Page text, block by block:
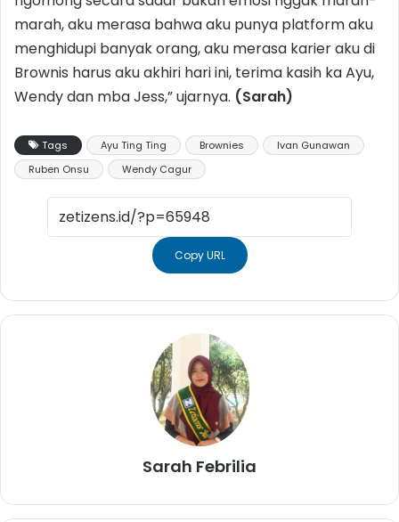
marah, aku merasa bahwa aku punya platform aku
menghidupi banyak orang, aku merasa karier aku di
Brownis harus aku akhiri hari ini, terima kasih ka Ayu,
Wendy dan mba Jess,” ujarnya. (Sarah)
Tags Ayu Ting Ting Brownies
Ivan Gunawan
Ruben Onsu
Wendy Cagur
Copy URL
Sarah Febrilia